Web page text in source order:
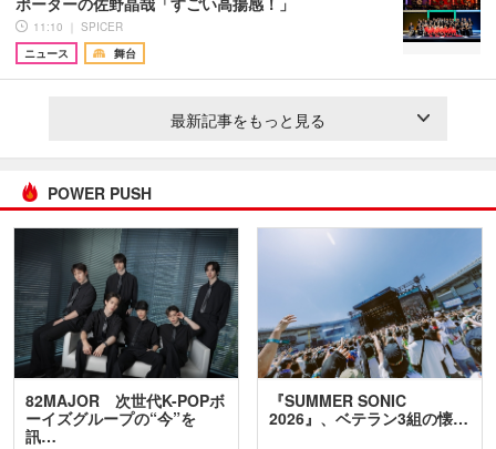
11:10 ｜ SPICER
ニュース
舞台
最新記事をもっと見る
POWER PUSH
82MAJOR 次世代K-POPボ
ーイズグループの“今”を
訊…
『SUMMER SONIC
2026』、ベテラン3組の懐…